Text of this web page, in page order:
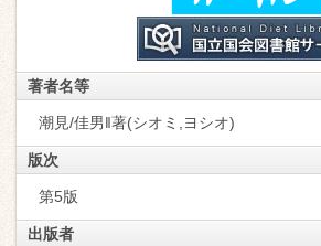
著者名等
潮見/佳男‖著(シオミ,ヨシオ)
版次
第5版
出版者